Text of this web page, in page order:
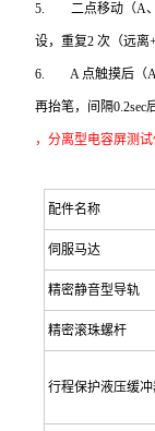
5.二点移动（A
设，重复2 次（远离
6.A 点触摸后（
再抬笔，间隔0.2sec
，分离型电容屏测
配件名称
伺服马达
精密静音型导轨
精密滚珠螺杆
行程保护液压缓冲